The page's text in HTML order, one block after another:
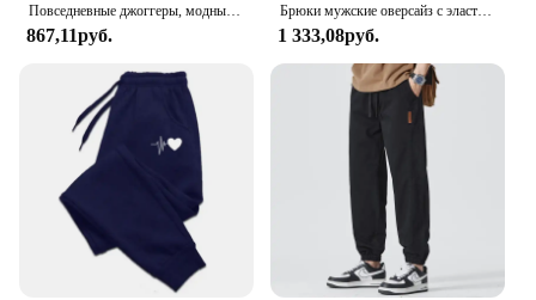
**For Everyone, Everywhere**
These Sarouel Yogapants are designed to cater to a
wide audience, making them an excellent choice for
wholesale vendors and suppliers. The versatile
design ensures that they can be worn by anyone,
regardless of gender or age. The lightweight and
breathable fabric makes them perfect for various
environments, from the gym to the beach. Whether
you're looking to stock up for your own collection
or to offer them to your customers, these yogapants
are a smart investment. With their adaptable style
and high-quality construction, they are sure to be a
Повседневные джоггеры, модные мешковатые брюки, женские повседневные тренировочные брюки, удобные брюки для фитнеса, женские Мягкие Универсальные женские брюки, 2020
867,11руб.
Брюки мужские оверсайз с эластичным поясом, модные повседневные спортивные штаны-султанки, брюки с широкими штанинами в стиле Харадзюку, 5XL
1 333,08руб.